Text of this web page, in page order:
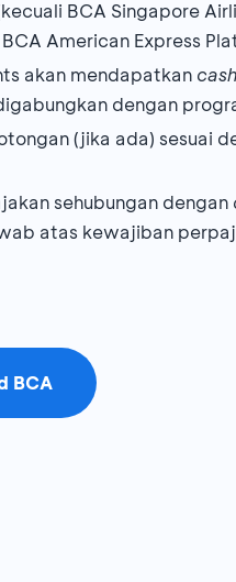
BCA Singapore
American Express
akan mendapatkan
dengan
(jika ada) sesuai
sehubungan dengan
atas kewajiban
BCA